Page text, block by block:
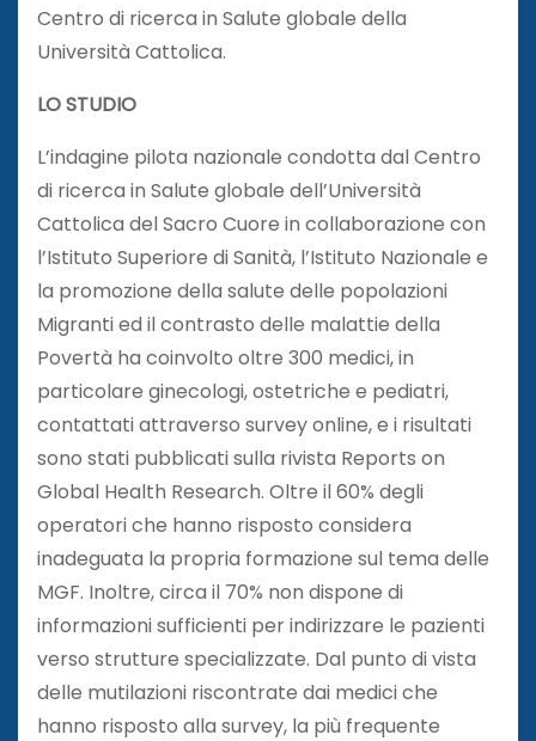
Centro di ricerca in Salute globale della
Università Cattolica.
LO STUDIO
L’indagine pilota nazionale condotta dal Centro
di ricerca in Salute globale dell’Università
Cattolica del Sacro Cuore in collaborazione con
l’Istituto Superiore di Sanità, l’Istituto Nazionale e
la promozione della salute delle popolazioni
Migranti ed il contrasto delle malattie della
Povertà ha coinvolto oltre 300 medici, in
particolare ginecologi, ostetriche e pediatri,
contattati attraverso survey online, e i risultati
sono stati pubblicati sulla rivista Reports on
Global Health Research. Oltre il 60% degli
operatori che hanno risposto considera
inadeguata la propria formazione sul tema delle
MGF. Inoltre, circa il 70% non dispone di
informazioni sufficienti per indirizzare le pazienti
verso strutture specializzate. Dal punto di vista
delle mutilazioni riscontrate dai medici che
hanno risposto alla survey, la più frequente